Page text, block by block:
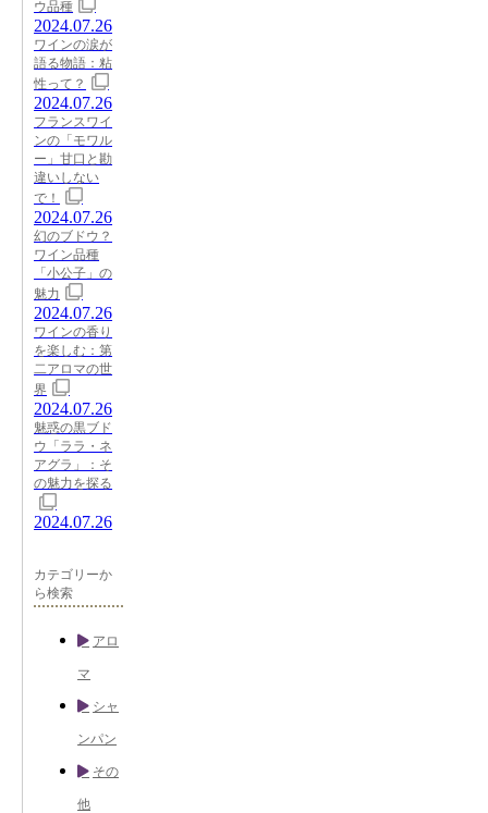
ウ品種
2024.07.26
ワインの涙が
語る物語：粘
性って？
2024.07.26
フランスワイ
ンの「モワル
ー」甘口と勘
違いしない
で！
2024.07.26
幻のブドウ？
ワイン品種
「小公子」の
魅力
2024.07.26
ワインの香り
を楽しむ：第
二アロマの世
界
2024.07.26
魅惑の黒ブド
ウ「ララ・ネ
アグラ」：そ
の魅力を探る
2024.07.26
カテゴリーか
ら検索
アロ
マ
シャ
ンパン
その
他